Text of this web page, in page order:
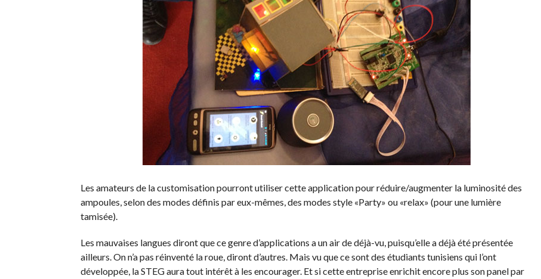
Les amateurs de la customisation pourront utiliser cette application pour réduire/augmenter la luminosité des
ampoules, selon des modes définis par eux-mêmes, des modes style «Party» ou «relax» (pour une lumière
tamisée).
Les mauvaises langues diront que ce genre d’applications a un air de déjà-vu, puisqu’elle a déjà été présentée
ailleurs. On n’a pas réinventé la roue, diront d’autres. Mais vu que ce sont des étudiants tunisiens qui l’ont
développée, la STEG aura tout intérêt à les encourager. Et si cette entreprise enrichit encore plus son panel par